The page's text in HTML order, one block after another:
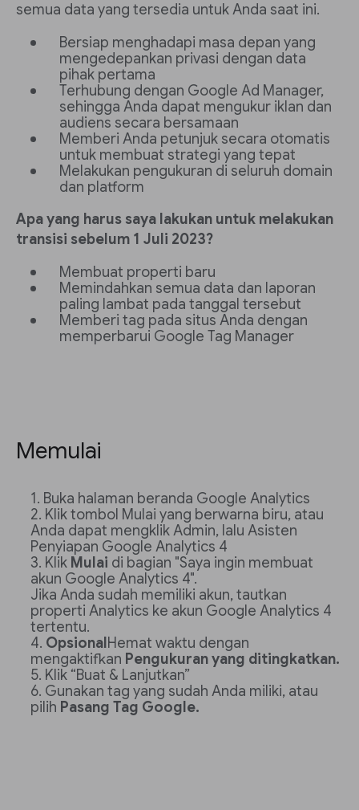
semua data yang tersedia untuk Anda saat ini.
Bersiap menghadapi masa depan yang
mengedepankan privasi dengan data
pihak pertama
Terhubung dengan Google Ad Manager,
sehingga Anda dapat mengukur iklan dan
audiens secara bersamaan
Memberi Anda petunjuk secara otomatis
untuk membuat strategi yang tepat
Melakukan pengukuran di seluruh domain
dan platform
Apa yang harus saya lakukan untuk melakukan
transisi sebelum 1 Juli 2023?
Membuat properti baru
Memindahkan semua data dan laporan
paling lambat pada tanggal tersebut
Memberi tag pada situs Anda dengan
memperbarui Google Tag Manager
Memulai
Buka halaman beranda Google Analytics
Klik tombol Mulai yang berwarna biru, atau
Anda dapat mengklik Admin, lalu Asisten
Penyiapan Google Analytics 4
Klik Mulai di bagian "Saya ingin membuat
akun Google Analytics 4".
Jika Anda sudah memiliki akun, tautkan
properti Analytics ke akun Google Analytics 4
tertentu.
OpsionalHemat waktu dengan
mengaktifkan Pengukuran yang ditingkatkan.
Klik “Buat & Lanjutkan”
Gunakan tag yang sudah Anda miliki, atau
pilih Pasang Tag Google.